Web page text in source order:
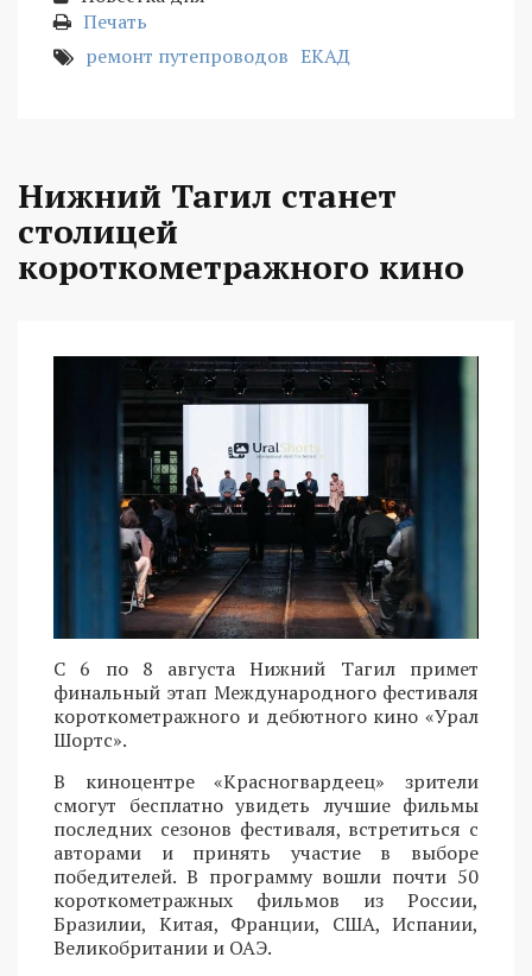
Печать
ремонт путепроводов ЕКАД
Нижний Тагил станет
столицей
короткометражного кино
С 6 по 8 августа Нижний Тагил примет
финальный этап Международного фестиваля
короткометражного и дебютного кино «Урал
Шортс».
В киноцентре «Красногвардеец» зрители
смогут бесплатно увидеть лучшие фильмы
последних сезонов фестиваля, встретиться с
авторами и принять участие в выборе
победителей. В программу вошли почти 50
короткометражных фильмов из России,
Бразилии, Китая, Франции, США, Испании,
Великобритании и ОАЭ.